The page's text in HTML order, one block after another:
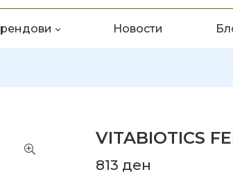
Новости
VITABIOTICS
813 ден